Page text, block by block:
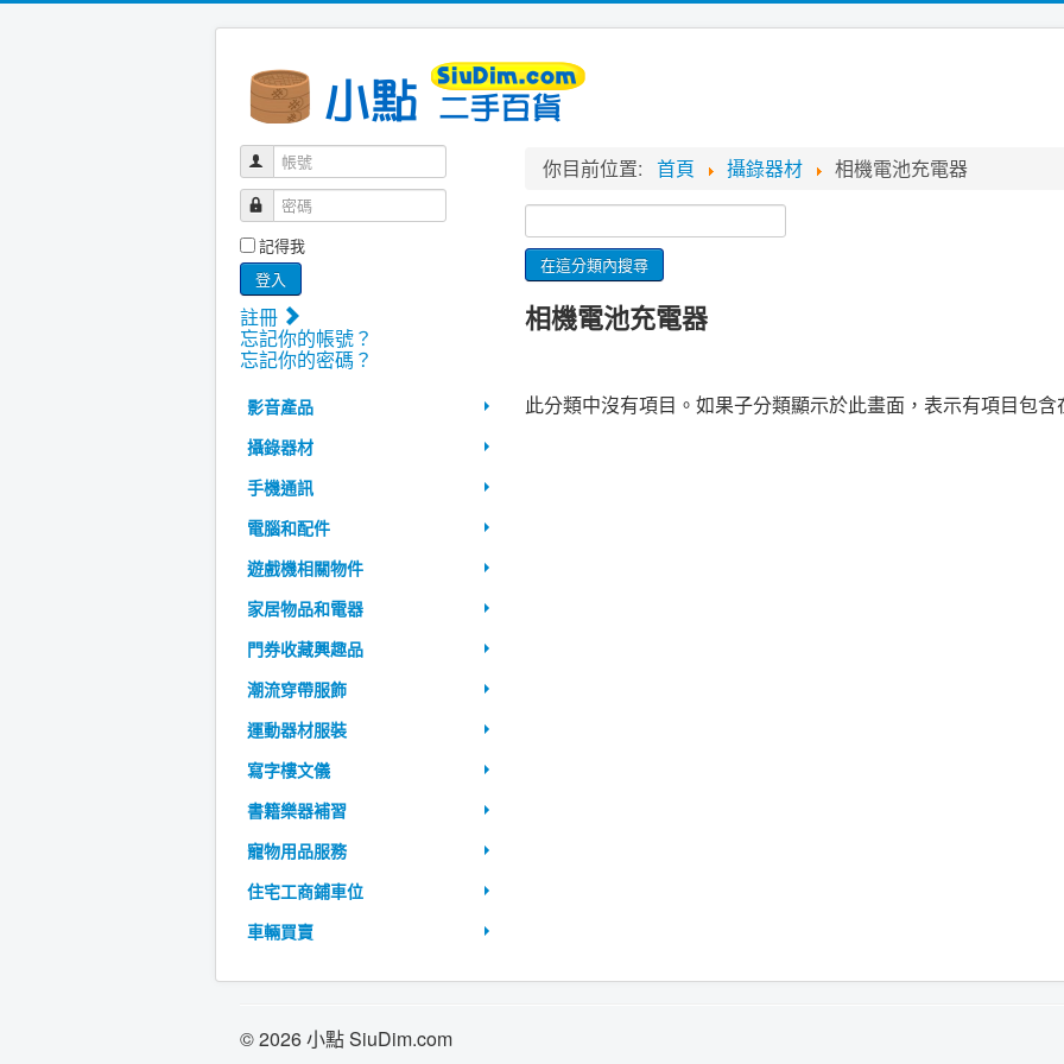
帳號
密碼
記得我
登入
註冊
忘記你的帳號？
忘記你的密碼？
影音產品
攝錄器材
手機通訊
電腦和配件
遊戲機相關物件
家居物品和電器
門券收藏興趣品
潮流穿帶服飾
運動器材服裝
寫字樓文儀
書籍樂器補習
寵物用品服務
住宅工商鋪車位
車輛買賣
你目前位置: 首頁 攝錄器材 相機電池充電器
相機電池充電器
此分類中沒有項目。如果子分類顯示於此畫面，表示有項目包含
© 2026 小點 SiuDim.com